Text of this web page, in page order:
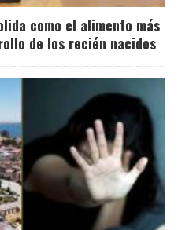
como el alimento más
de los recién nacidos